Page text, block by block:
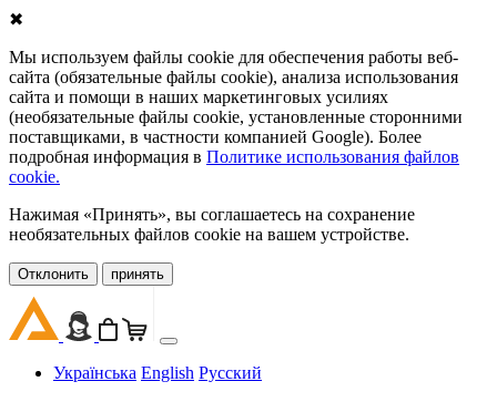
✖
Мы используем файлы cookie для обеспечения работы веб-
сайта (обязательные файлы cookie), анализа использования
сайта и помощи в наших маркетинговых усилиях
(необязательные файлы cookie, установленные сторонними
поставщиками, в частности компанией Google). Более
подробная информация в Политике использования файлов
cookie.
Нажимая «Принять», вы соглашаетесь на сохранение
необязательных файлов cookie на вашем устройстве.
Oтклонить принять
Українська English Русский